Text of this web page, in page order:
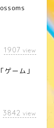
1907 view
ゲーム」
3842 view